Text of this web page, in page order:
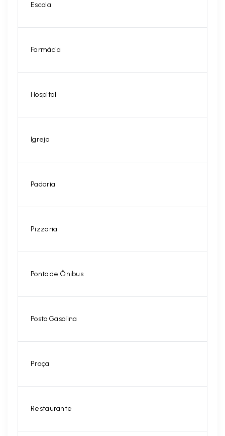
Escola
Farmácia
Hospital
Igreja
Padaria
Pizzaria
Ponto de Ônibus
Posto Gasolina
Praça
Restaurante